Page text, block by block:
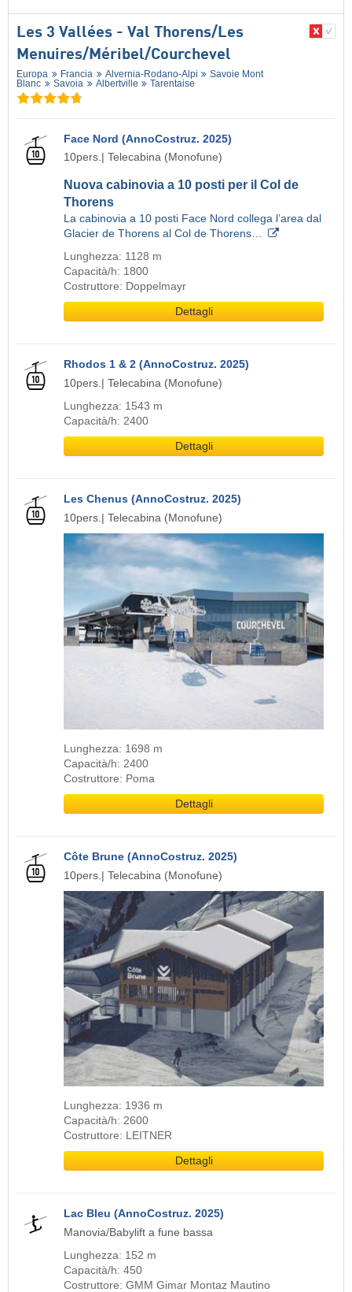
Les 3 Vallées - Val Thorens/​Les
Menuires/​Méribel/​Courchevel
Europa Francia Alvernia-Rodano-Alpi
Savoie Mont
Blanc
Savoia Albertville Tarentaise
Face Nord (AnnoCostruz. 2025)
10pers.| Telecabina (Monofune)
Nuova cabinovia a 10 posti per il Col de
Thorens
La cabinovia a 10 posti Face Nord collega l’area dal
Glacier de Thorens al Col de Thorens…
Lunghezza: 1128 m
Capacità/h: 1800
Costruttore: Doppelmayr
Dettagli
Rhodos 1 & 2 (AnnoCostruz. 2025)
10pers.| Telecabina (Monofune)
Lunghezza: 1543 m
Capacità/h: 2400
Dettagli
Les Chenus (AnnoCostruz. 2025)
10pers.| Telecabina (Monofune)
Lunghezza: 1698 m
Capacità/h: 2400
Costruttore: Poma
Dettagli
Côte Brune (AnnoCostruz. 2025)
10pers.| Telecabina (Monofune)
Lunghezza: 1936 m
Capacità/h: 2600
Costruttore: LEITNER
Dettagli
Lac Bleu (AnnoCostruz. 2025)
Manovia/Babylift a fune bassa
Lunghezza: 152 m
Capacità/h: 450
Costruttore: GMM Gimar Montaz Mautino